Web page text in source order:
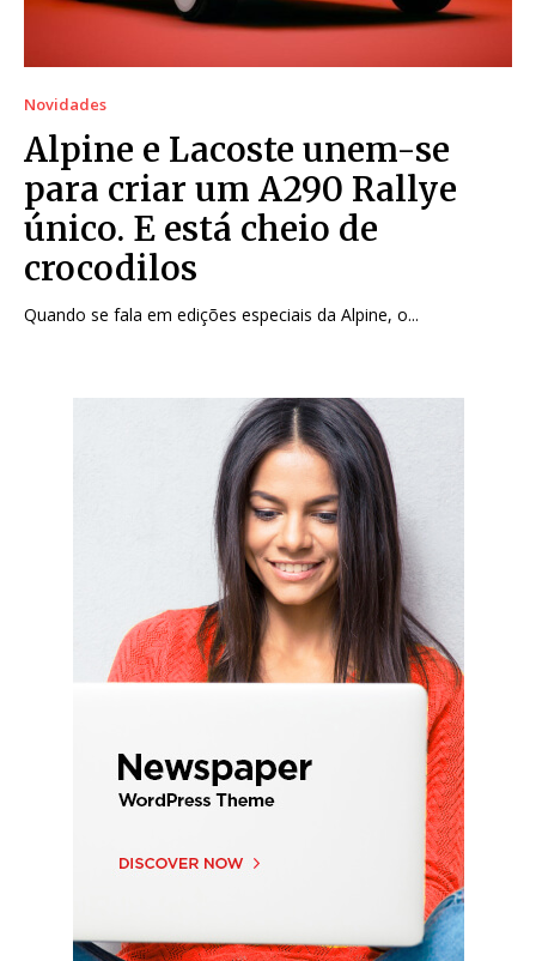
Novidades
Alpine e Lacoste unem-se
para criar um A290 Rallye
único. E está cheio de
crocodilos
Quando se fala em edições especiais da Alpine, o...